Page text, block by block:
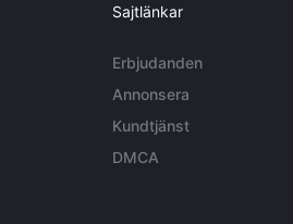
Sajtlänkar
Erbjudanden
Annonsera
Kundtjänst
DMCA